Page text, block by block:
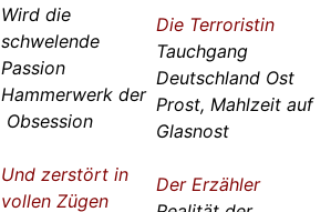
Wird die
schwelende
Passion
Hammerwerk der
Obsession
Und zerstört in
vollen Zügen
Die Terroristin
Tauchgang
Deutschland Ost
Prost, Mahlzeit auf
Glasnost
Der Erzähler